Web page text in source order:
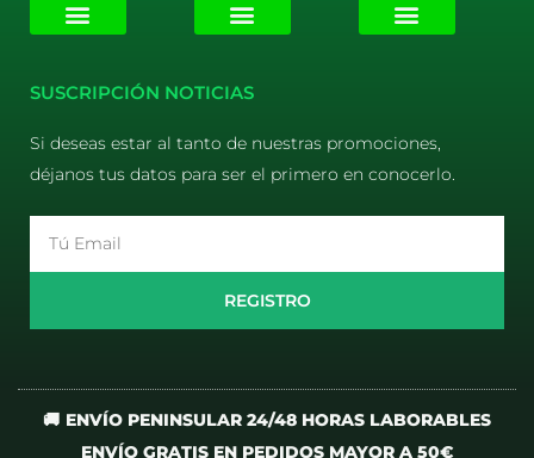
SUSCRIPCIÓN NOTICIAS
Si deseas estar al tanto de nuestras promociones,
déjanos tus datos para ser el primero en conocerlo.
REGISTRO
🚚 ENVÍO PENINSULAR 24/48 HORAS LABORABLES
ENVÍO GRATIS EN PEDIDOS MAYOR A 50€